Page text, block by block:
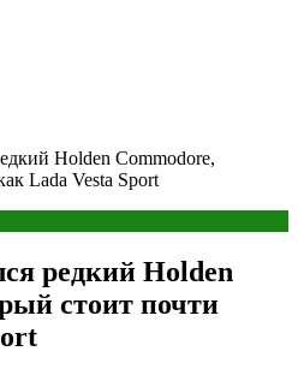
Holden Commodore,
Lada Vesta Sport
редкий Holden
стоит почти